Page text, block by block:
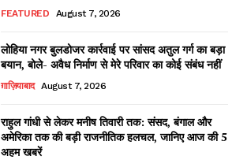
FEATURED August 7, 2026
लोहिया नगर बुलडोजर कार्रवाई पर सांसद अतुल गर्ग का बड़ा
बयान, बोले- अवैध निर्माण से मेरे परिवार का कोई संबंध नहीं
ग़ाज़ियाबाद August 7, 2026
राहुल गांधी से लेकर मनीष तिवारी तक: संसद, बंगाल और
अमेरिका तक की बड़ी राजनीतिक हलचल, जानिए आज की 5
अहम खबरें